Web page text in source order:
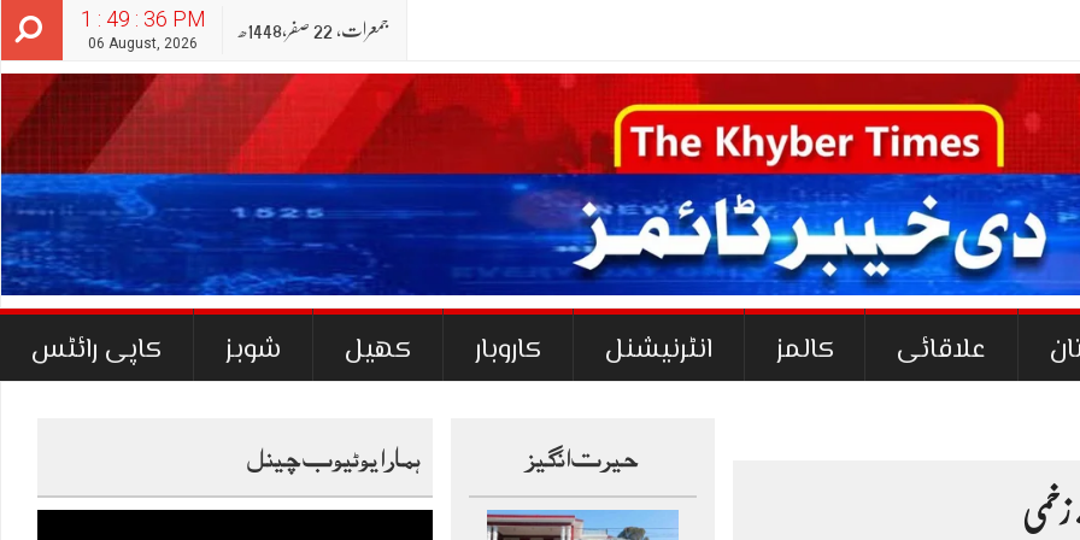
1 : 49 : 37 PM
06 August, 2026
جمعرات‬‮, 22 صفر‬,1448ھ
علاقائی کالمز انٹرنیشنل کاروبار کھیل شوبز کاپی رائٹس
ہمارا یوٹیوب چینل حیرت انگیز